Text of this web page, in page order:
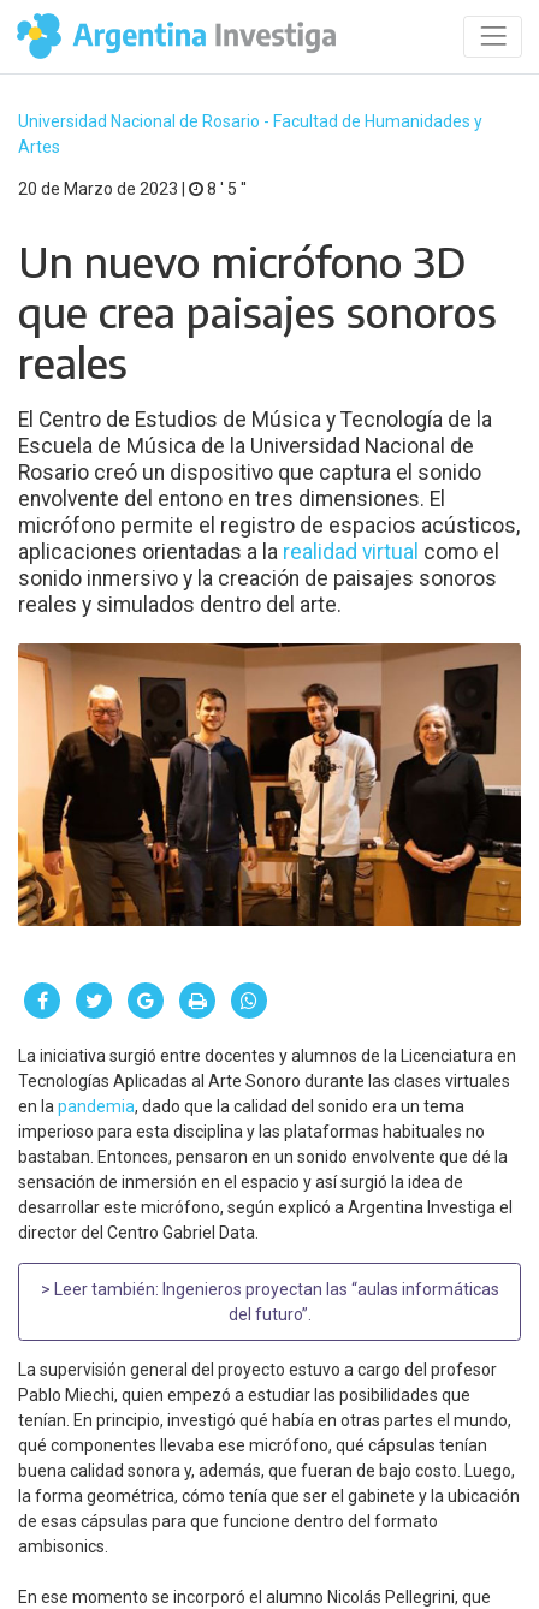
Universidad Nacional de Rosario - Facultad de Humanidades y
Artes
20 de Marzo de 2023 | 8 ′ 5 ′′
Un nuevo micrófono 3D
que crea paisajes sonoros
reales
El Centro de Estudios de Música y Tecnología de la
Escuela de Música de la Universidad Nacional de
Rosario creó un dispositivo que captura el sonido
envolvente del entono en tres dimensiones. El
micrófono permite el registro de espacios acústicos,
aplicaciones orientadas a la realidad virtual como el
sonido inmersivo y la creación de paisajes sonoros
reales y simulados dentro del arte.
La iniciativa surgió entre docentes y alumnos de la Licenciatura en
Tecnologías Aplicadas al Arte Sonoro durante las clases virtuales
en la pandemia, dado que la calidad del sonido era un tema
imperioso para esta disciplina y las plataformas habituales no
bastaban. Entonces, pensaron en un sonido envolvente que dé la
sensación de inmersión en el espacio y así surgió la idea de
desarrollar este micrófono, según explicó a Argentina Investiga el
director del Centro Gabriel Data.
> Leer también: Ingenieros proyectan las “aulas informáticas
del futuro”
La supervisión general del proyecto estuvo a cargo del profesor
Pablo Miechi, quien empezó a estudiar las posibilidades que
tenían. En principio, investigó qué había en otras partes el mundo,
qué componentes llevaba ese micrófono, qué cápsulas tenían
buena calidad sonora y, además, que fueran de bajo costo. Luego,
la forma geométrica, cómo tenía que ser el gabinete y la ubicación
de esas cápsulas para que funcione dentro del formato
ambisonics.
En ese momento se incorporó el alumno Nicolás Pellegrini, que